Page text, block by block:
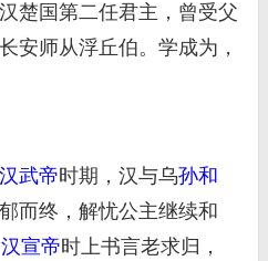
国第二任君主，曾受父
安师从浮丘伯。学成为，
汉武帝时期，汉与乌孙和
而终，解忧公主继续和
汉宣帝时上书言老求归，